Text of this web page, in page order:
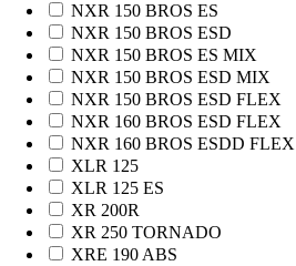
NXR 150 BROS ES
NXR 150 BROS ESD
NXR 150 BROS ES MIX
NXR 150 BROS ESD MIX
NXR 150 BROS ESD FLEX
NXR 160 BROS ESD FLEX
NXR 160 BROS ESDD FLEX
XLR 125
XLR 125 ES
XR 200R
XR 250 TORNADO
XRE 190 ABS